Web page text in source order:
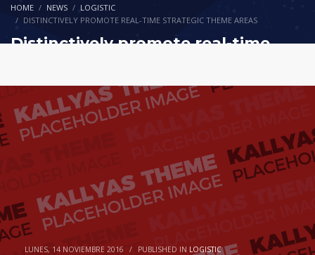
WordPress.org
HOME NEWS
LOGISTIC
DISTINCTIVELY PROMOTE REAL-TIME STRATEGIC THEME AREAS
Distinctively promote real-time
LUNES, 14 NOVIEMBRE 2016 / PUBLISHED IN LOGISTIC